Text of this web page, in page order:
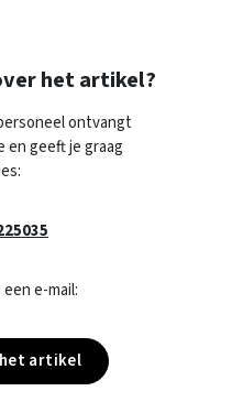
het artikel?
ontvangt
geeft je graag
e-mail:
artikel